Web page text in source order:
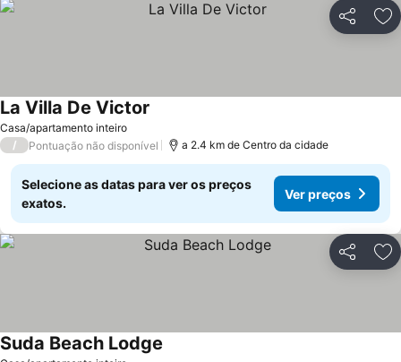
Partilhar
Casa/apartamento inteiro
La Villa De Victor
/ Pontuação não disponível a 2.4 km de Centro da cidade
Selecione as datas para ver os preços
exatos.
Ver preços
Partilhar
Suda Beach Lodge